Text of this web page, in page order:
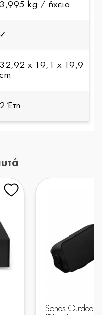
3,995 kg / ήχειο
✓
32,92 x 19,1 x 19,9
2 Έτη
Sonos Outdoor